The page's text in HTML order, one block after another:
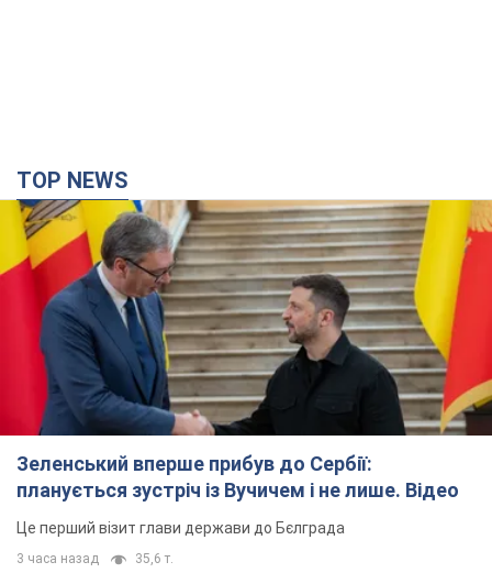
TOP NEWS
Зеленський вперше прибув до Сербії:
планується зустріч із Вучичем і не лише. Відео
Це перший візит глави держави до Бєлграда
3 часа назад 35,6 т.